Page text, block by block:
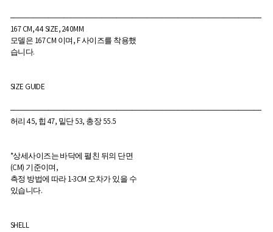
―――――――――――――――――――――――――――――――――
167 CM, 44 SIZE, 240MM
모델은 167 CM 이며, F 사이즈를 착용했
습니다.
SIZE GUIDE
―――――――――――――――――――――――――――――――――
허리 45, 힙 47, 밑단 53, 총장 55.5
*상세사이즈는 바닥에 펼친 뒤의 단면
(CM) 기준이며,
측정 방법에 따라 1-3CM 오차가 있을 수
있습니다.
SHELL